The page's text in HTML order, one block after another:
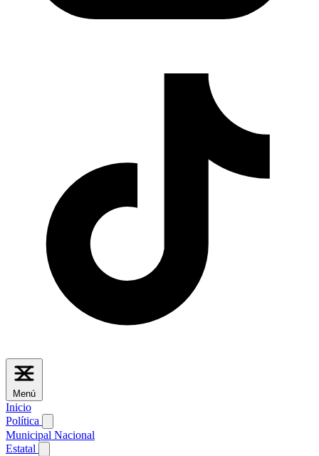
Menú
Inicio
Política
Municipal Nacional
Estatal